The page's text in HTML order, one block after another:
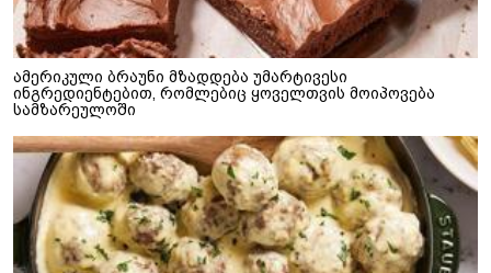
ამერიკული ბრაუნი მზადდება უმარტივესი
ინგრედიენტებით, რომლებიც ყოველთვის მოიპოვება
სამზარეულოში